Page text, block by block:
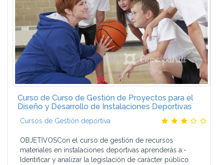
Curso de Curso de Gestión de Proyectos para el
Diseño y Desarrollo de Instalaciones Deportivas
Cursos de Gestión deportiva
OBJETIVOSCon el curso de gestión de recursos
materiales en instalaciones deportivas aprenderás a:-
Identificar y analizar la legislación de carácter público